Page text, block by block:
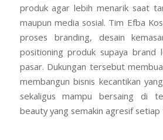
produk agar lebih menarik saat
maupun media sosial. Tim Efba
proses branding, desain
positioning produk supaya brand
pasar. Dukungan tersebut
membangun bisnis kecantikan
sekaligus mampu bersaing di
beauty yang semakin agresif setiap